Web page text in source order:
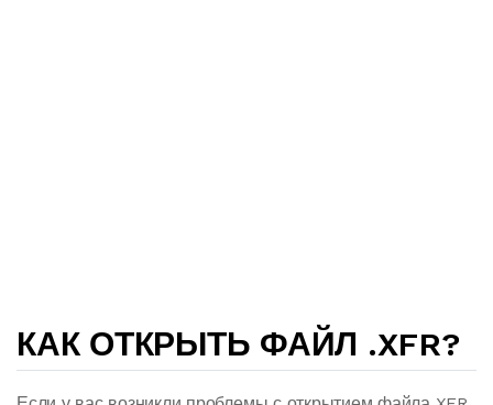
КАК ОТКРЫТЬ ФАЙЛ .XFR?